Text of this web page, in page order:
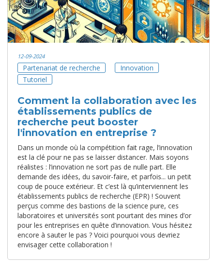
12-09-2024
Partenariat de recherche
Innovation
Tutoriel
Comment la collaboration avec les
établissements publics de
recherche peut booster
l'innovation en entreprise ?
Dans un monde où la compétition fait rage, l’innovation
est la clé pour ne pas se laisser distancer. Mais soyons
réalistes : l’innovation ne sort pas de nulle part. Elle
demande des idées, du savoir-faire, et parfois... un petit
coup de pouce extérieur. Et c’est là qu’interviennent les
établissements publics de recherche (EPR) ! Souvent
perçus comme des bastions de la science pure, ces
laboratoires et universités sont pourtant des mines d’or
pour les entreprises en quête d’innovation. Vous hésitez
encore à sauter le pas ? Voici pourquoi vous devriez
envisager cette collaboration !